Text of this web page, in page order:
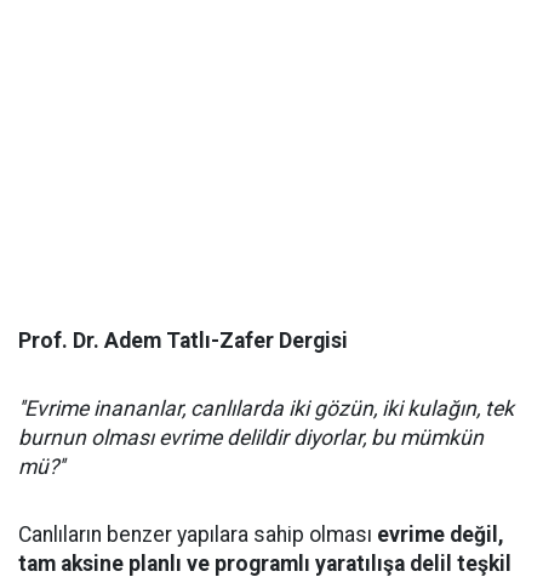
Prof. Dr. Adem Tatlı-Zafer Dergisi
''Evrime inananlar, canlılarda iki gözün, iki kulağın, tek
burnun olması evrime delildir diyorlar, bu mümkün
mü?''
Canlıların benzer yapılara sahip olması evrime değil,
tam aksine planlı ve programlı yaratılışa delil teşkil